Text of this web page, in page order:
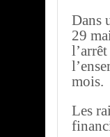
Dans
29
mois.
Les